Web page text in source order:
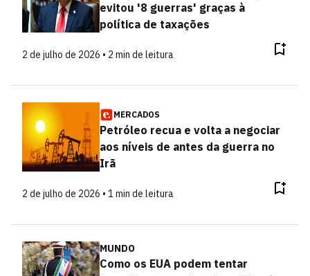
evitou '8 guerras' graças à
política de taxações
2 de julho de 2026 • 2 min de leitura
MERCADOS
Petróleo recua e volta a negociar
aos níveis de antes da guerra no
Irã
2 de julho de 2026 • 1 min de leitura
MUNDO
Como os EUA podem tentar